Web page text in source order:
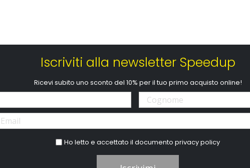
Iscriviti alla newsletter Speedup
Ricevi subito uno sconto del 10% per il tuo primo acquisto online!
Ho letto e accettato il documentoprivacy policy